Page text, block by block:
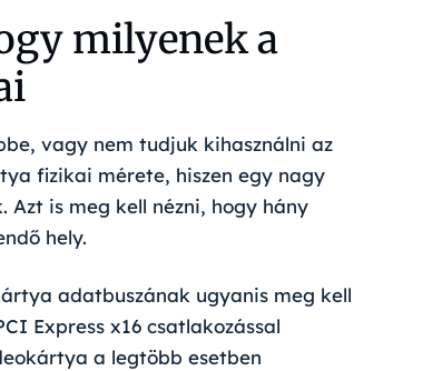
milyenek a
vagy nem tudjuk kihasználni az
fizikai mérete, hiszen egy nagy
is meg kell nézni, hogy hány
hely.
adatbuszának ugyanis meg kell
Express x16 csatlakozással
a legtöbb esetben